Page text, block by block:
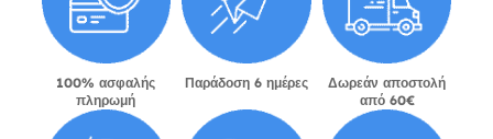
100% ασφαλής
πληρωμή
Παράδοση 6 ημέρες
Δωρεάν αποστολή
από 60€